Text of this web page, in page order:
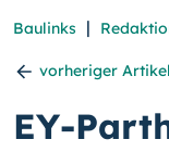
Baulinks |
vorheriger Artikel
EY-